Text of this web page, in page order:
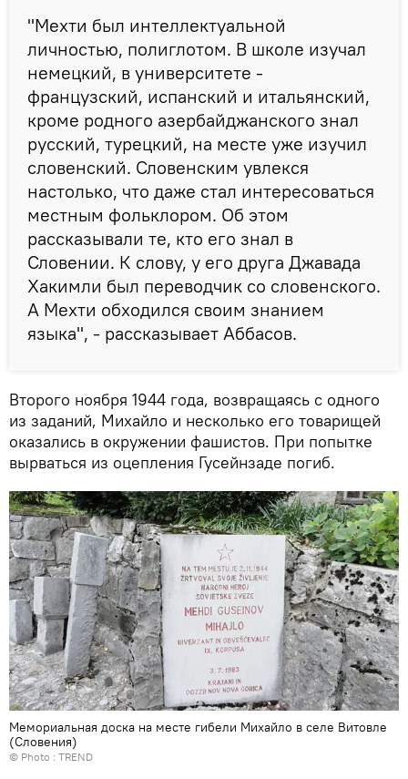
"Мехти был интеллектуальной
личностью, полиглотом. В школе изучал
немецкий, в университете -
французский, испанский и итальянский,
кроме родного азербайджанского знал
русский, турецкий, на месте уже изучил
словенский. Словенским увлекся
настолько, что даже стал интересоваться
местным фольклором. Об этом
рассказывали те, кто его знал в
Словении. К слову, у его друга Джавада
Хакимли был переводчик со словенского.
А Мехти обходился своим знанием
языка", - рассказывает Аббасов.
Второго ноября 1944 года, возвращаясь с одного
из заданий, Михайло и несколько его товарищей
оказались в окружении фашистов. При попытке
вырваться из оцепления Гусейнзаде погиб.
Мемориальная доска на месте гибели Михайло в селе Витовле
(Словения)
© Photo : TREND